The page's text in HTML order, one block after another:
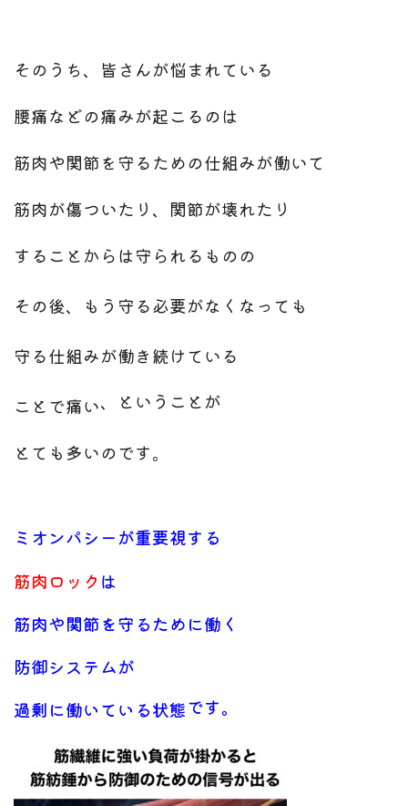
そのうち、 皆さんが悩まれている
腰痛などの痛みが起こるのは
筋肉や関節を守るための仕組みが働いて
筋肉が傷ついたり、関節が壊れたり
することからは守られるものの
その後、もう守る必要がなくなっても
守る仕組みが働き続けている
ことで痛い、ということが
とても多いのです。
ミオンパシーが重要視する
筋肉ロック は
筋肉や関節を守るために働く
防御システムが
過剰に働いている状態です。